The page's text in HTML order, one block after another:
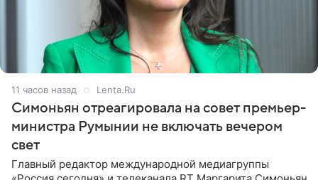
11 часов назад Lenta.Ru
Симоньян отреагировала на совет премьер-
министра Румынии не включать вечером
свет
Главный редактор международной медиагруппы